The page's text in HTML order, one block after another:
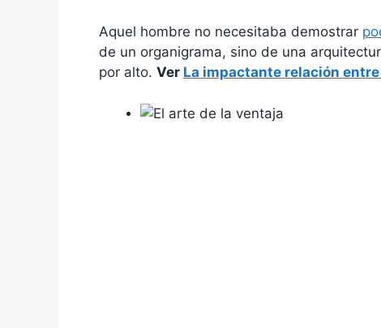
Aquel hombre no necesitaba demostrar
de un organigrama, sino de una
por alto. Ver La impactante relación